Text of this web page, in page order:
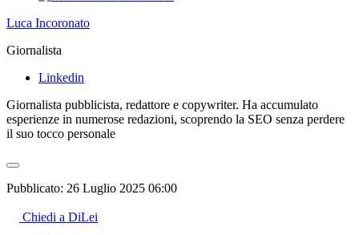
Luca Incoronato
Giornalista
Linkedin
Giornalista pubblicista, redattore e copywriter. Ha accumulato
esperienze in numerose redazioni, scoprendo la SEO senza perdere
il suo tocco personale
Pubblicato: 26 Luglio 2025 06:00
Chiedi a DiLei